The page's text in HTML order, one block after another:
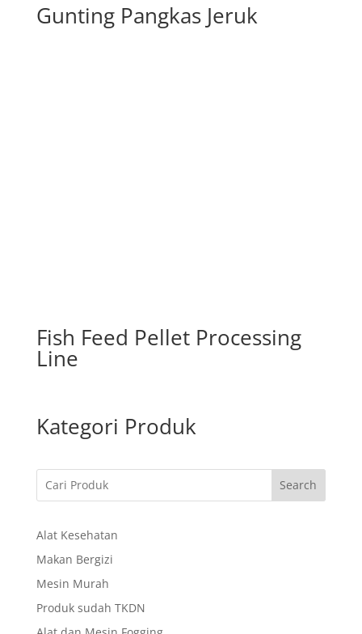
Gunting Pangkas Jeruk
Fish Feed Pellet Processing
Line
Kategori Produk
Search
Alat Kesehatan
Makan Bergizi
Mesin Murah
Produk sudah TKDN